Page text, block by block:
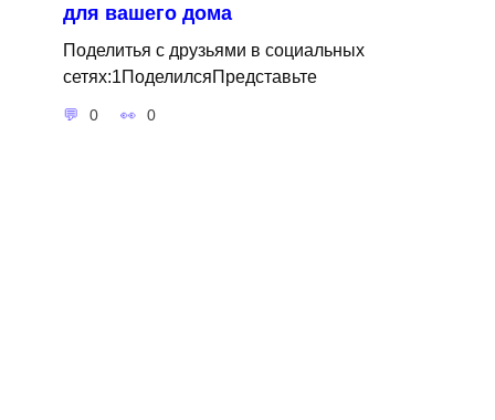
для вашего дома
Поделитья с друзьями в социальных
сетях:1ПоделилсяПредставьте
0 0